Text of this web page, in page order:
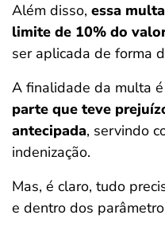
Além disso, essa
limite de 10% do
ser aplicada de forma
A finalidade da multa
parte que teve
antecipada, servindo
indenização.
Mas, é claro, tudo
e dentro dos